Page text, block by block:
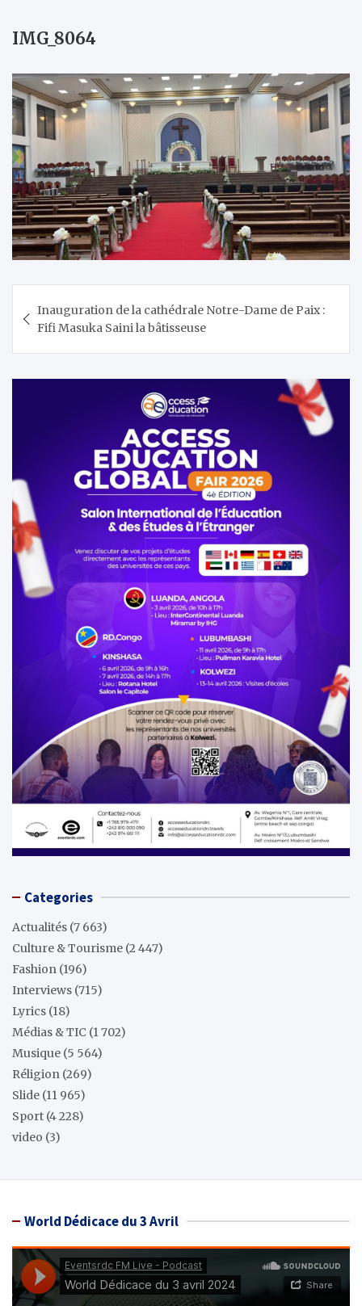
IMG_8064
de
l’article
Inauguration de la cathédrale Notre-Dame de Paix :
Fifi Masuka Saini la bâtisseuse
Categories
Actualités (7 663)
Culture & Tourisme (2 447)
Fashion (196)
Interviews (715)
Lyrics (18)
Médias & TIC (1 702)
Musique (5 564)
Réligion (269)
Slide (11 965)
Sport (4 228)
video (3)
World Dédicace du 3 Avril